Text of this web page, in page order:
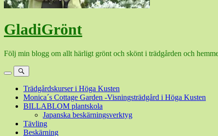
GladiGrönt
Följ min blogg om allt härligt grönt och skönt i trädgården och
MenySök
Trädgårdskurser i Höga Kusten
Monica´s Cottage Garden -Visningsträdgård i Höga Kusten
BILLABLOM plantskola
Japanska beskärningsverktyg
Tävling
Beskärning